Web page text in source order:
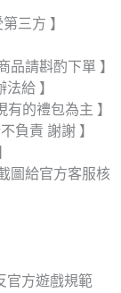
三方 】
品請斟酌下單 】
給 】
的禮包為主 】
負責 謝謝 】
圖給官方客服核
官方遊戲規範